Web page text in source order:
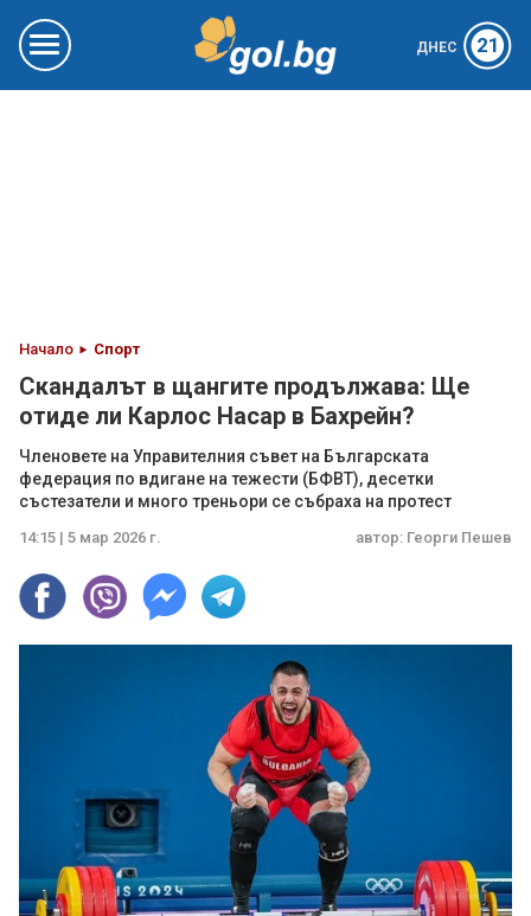
ДНЕС 21
Начало Спорт
Скандалът в щангите продължава: Ще
отиде ли Карлос Насар в Бахрейн?
Членовете на Управителния съвет на Българската
федерация по вдигане на тежести (БФВТ), десетки
състезатели и много треньори се събраха на протест
14:15 | 5 мар 2026 г. автор: Георги Пешев